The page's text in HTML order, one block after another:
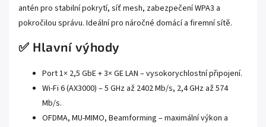
antén pro stabilní pokrytí, síť mesh, zabezpečení WPA3 a
pokročilou správu. Ideální pro náročné domácí a firemní sítě.
✅ Hlavní výhody
Port 1× 2,5 GbE + 3× GE LAN – vysokorychlostní připojení.
Wi-Fi 6 (AX3000) – 5 GHz až 2402 Mb/s, 2,4 GHz až 574
Mb/s.
OFDMA, MU-MIMO, Beamforming – maximální výkon a